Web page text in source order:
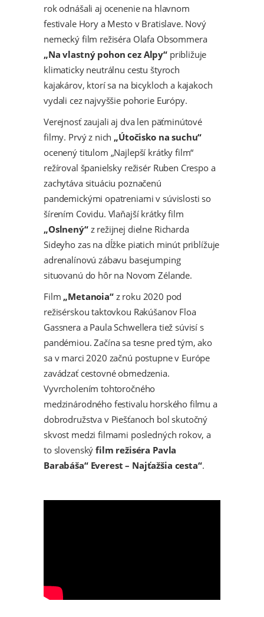
rok odnášali aj ocenenie na hlavnom
festivale Hory a Mesto v Bratislave. Nový
nemecký film režiséra Olafa Obsommera
„Na vlastný pohon cez Alpy“približuje
klimaticky neutrálnu cestu štyroch
kajakárov, ktorí sa na bicykloch a kajakoch
vydali cez najvyššie pohorie Európy.
Verejnosť zaujali aj dva len päťminútové
filmy. Prvý z nich „Útočisko na suchu“
ocenený titulom „Najlepší krátky film“
režíroval španielsky režisér Ruben Crespo a
zachytáva situáciu poznačenú
pandemickými opatreniami v súvislosti so
šírením Covidu. Vlaňajší krátky film
„Oslnený“z režijnej dielne Richarda
Sideyho zas na dĺžke piatich minút priblížuje
adrenalínovú zábavu basejumping
situovanú do hôr na Novom Zélande.
Film „Metanoia“z roku 2020 pod
režisérskou taktovkou Rakúšanov Floa
Gassnera a Paula Schwellera tiež súvisí s
pandémiou. Začína sa tesne pred tým, ako
sa v marci 2020 začnú postupne v Európe
zavádzať cestovné obmedzenia.
Vyvrcholením tohtoročného
medzinárodného festivalu horského filmu a
dobrodružstva v Piešťanoch bol skutočný
skvost medzi filmami posledných rokov, a
to slovenskýfilm režiséra Pavla
Barabáša“ Everest – Najťažšia cesta“.